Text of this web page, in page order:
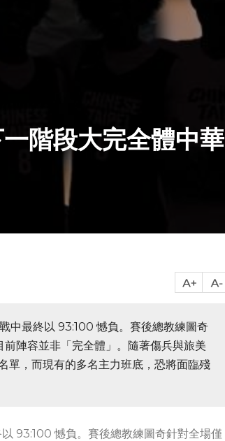
階段大完全體中華
中最終以 93:100 憾負。賽後總教練圖奇
陣容並非「完全體」。隨著傷兵與旅美
單，而現有的多名主力班底，恐將面臨殘
93:100 憾負。賽後總教練圖奇針對全場僅